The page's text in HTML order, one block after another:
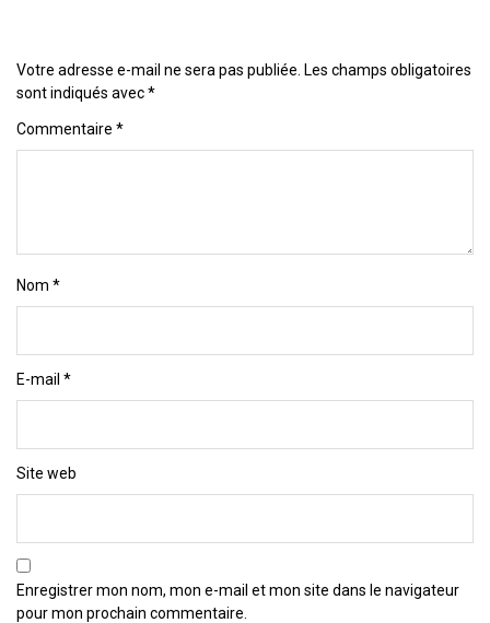
Votre adresse e-mail ne sera pas publiée. Les champs obligatoires
sont indiqués avec*
Commentaire *
Nom *
E-mail *
Site web
Enregistrer mon nom, mon e-mail et mon site dans le navigateur
pour mon prochain commentaire.